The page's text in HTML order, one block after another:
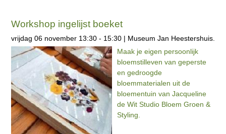
Workshop ingelijst boeket
vrijdag 06 november 13:30 - 15:30 | Museum Jan Heestershuis.
Maak je eigen persoonlijk
bloemstilleven van geperste
en gedroogde
bloemmaterialen uit de
bloementuin van Jacqueline
de Wit Studio Bloem Groen &
Styling.